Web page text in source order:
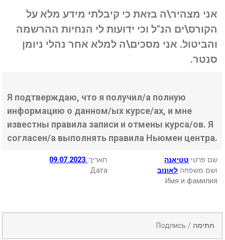
אני מצהיר\ה בזאת כי קיבלתי מידע מלא על
הקורס\ים הנ"ל וכי ידועות לי הנחיות ההרשמה
והביטול. אני מסכים\ה למלא אחר נהלי ניומן
סנטר.
Я подтверждаю, что я получил/а полную
информацию о данном/ых курсе/ах, и мне
известны правила записи и отмены курса/ов. Я
согласен/а выполнять правила Ньюмен центра.
09.07.2023 :תאריך
Дата
שם פרטי טטיאנה
ושם משפחה לאונוב
Имя и фамилия
Подпись / חתימה